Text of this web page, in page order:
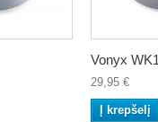
Vonyx
29,95 €
Į krepšelį